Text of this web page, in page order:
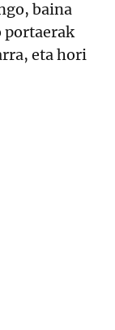
baina
portaerak
eta hori